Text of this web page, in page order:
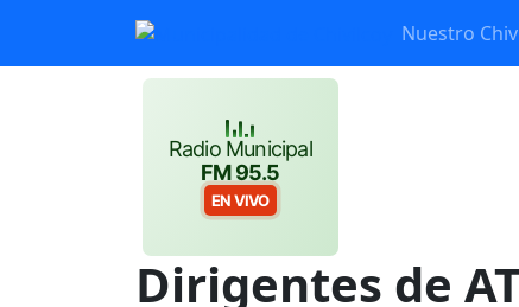
Nuestro
Radio Municipal
FM 95.5
EN VIVO
Dirigentes de